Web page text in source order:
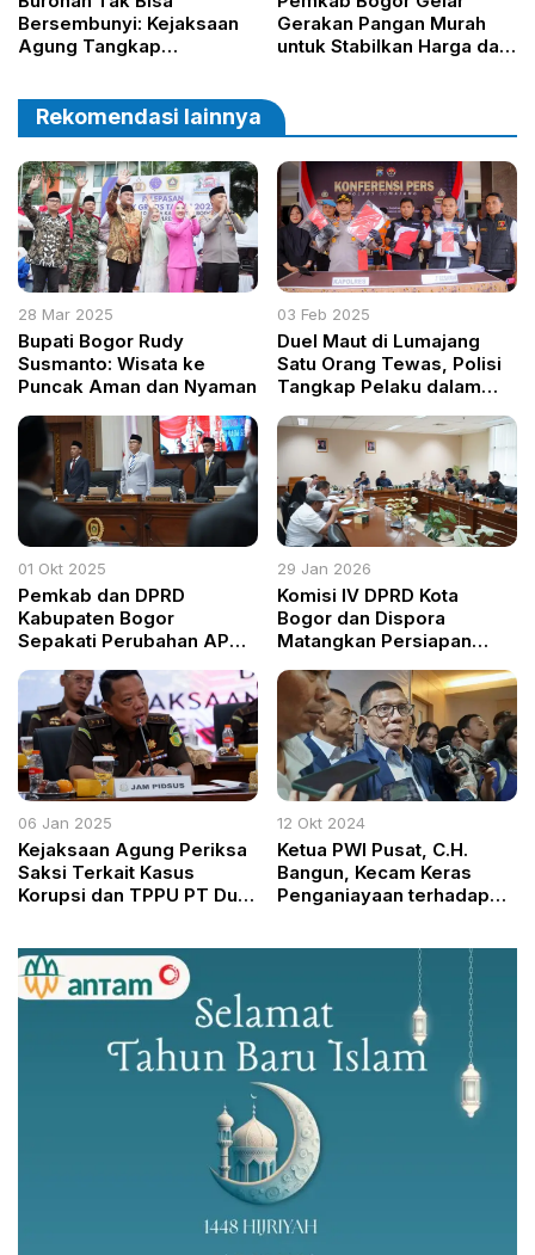
Bersembunyi: Kejaksaan
Agung Tangkap
Menyerahkan Diri
Gerakan Pangan Murah
untuk Stabilkan Harga dan
Rekomendasi lainnya
28 Mar 2025
Bupati Bogor Rudy
Susmanto: Wisata ke
Puncak Aman dan Nyaman
03 Feb 2025
Duel Maut di Lumajang
Satu Orang Tewas, Polisi
Tangkap Pelaku dalam
01 Okt 2025
Pemkab dan DPRD
Kabupaten Bogor
Sepakati Perubahan APBD
29 Jan 2026
Komisi IV DPRD Kota
Bogor dan Dispora
Matangkan Persiapan
Prestasi Atlet hingga
Dampak Ekonomi
06 Jan 2025
Kejaksaan Agung Periksa
Saksi Terkait Kasus
Korupsi dan TPPU PT Duta
12 Okt 2024
Ketua PWI Pusat, C.H.
Bangun, Kecam Keras
Penganiayaan terhadap